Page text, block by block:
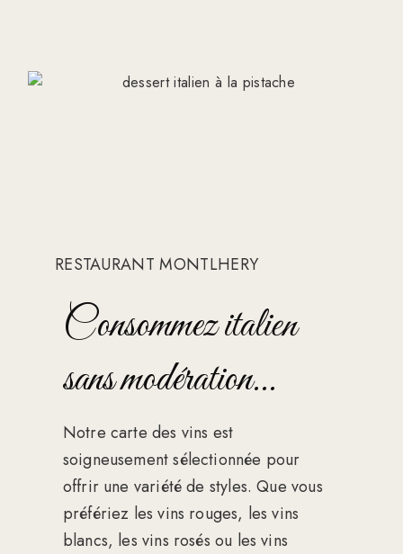
RESTAURANT MONTLHERY
Consommez italien
sans modération...
Notre carte des vins est
soigneusement sélectionnée pour
offrir une variété de styles. Que vous
préfériez les vins rouges, les vins
blancs, les vins rosés ou les vins